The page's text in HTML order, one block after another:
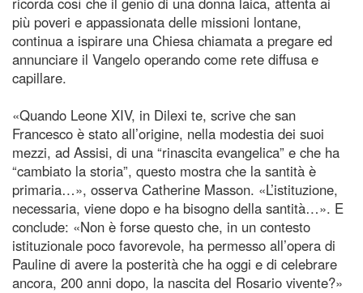
più poveri e appassionata delle missioni lontane,
continua a ispirare una Chiesa chiamata a pregare ed
annunciare il Vangelo operando come rete diffusa e
capillare.
«Quando Leone XIV, in Dilexi te, scrive che san
Francesco è stato all’origine, nella modestia dei suoi
mezzi, ad Assisi, di una “rinascita evangelica” e che ha
“cambiato la storia”, questo mostra che la santità è
primaria…», osserva Catherine Masson. «L’istituzione,
necessaria, viene dopo e ha bisogno della santità…». E
conclude: «Non è forse questo che, in un contesto
istituzionale poco favorevole, ha permesso all’opera di
Pauline di avere la posterità che ha oggi e di celebrare
ancora, 200 anni dopo, la nascita del Rosario vivente?»